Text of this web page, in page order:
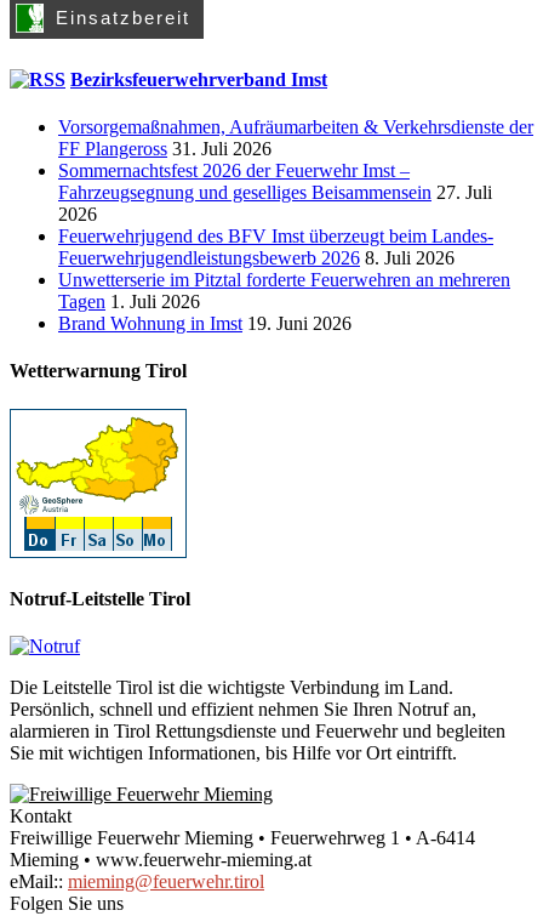
Bezirksfeuerwehrverband Imst
Vorsorgemaßnahmen, Aufräumarbeiten & Verkehrsdienste der
FF Plangeross 31. Juli 2026
Sommernachtsfest 2026 der Feuerwehr Imst –
Fahrzeugsegnung und geselliges Beisammensein 27. Juli
2026
Feuerwehrjugend des BFV Imst überzeugt beim Landes-
Feuerwehrjugendleistungsbewerb 2026 8. Juli 2026
Unwetterserie im Pitztal forderte Feuerwehren an mehreren
Tagen 1. Juli 2026
Brand Wohnung in Imst 19. Juni 2026
Wetterwarnung Tirol
Notruf-Leitstelle Tirol
Die Leitstelle Tirol ist die wichtigste Verbindung im Land.
Persönlich, schnell und effizient nehmen Sie Ihren Notruf an,
alarmieren in Tirol Rettungsdienste und Feuerwehr und begleiten
Sie mit wichtigen Informationen, bis Hilfe vor Ort eintrifft.
Kontakt
Freiwillige Feuerwehr Mieming • Feuerwehrweg 1 • A-6414
Mieming • www.feuerwehr-mieming.at
eMail:: mieming@feuerwehr.tirol
Folgen Sie uns